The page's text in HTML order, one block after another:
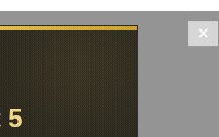
маринаде
×